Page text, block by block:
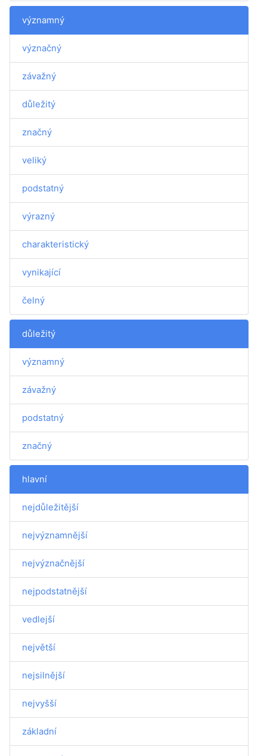
významný
význačný
závažný
důležitý
značný
veliký
podstatný
výrazný
charakteristický
vynikající
čelný
důležitý
významný
závažný
podstatný
značný
hlavní
nejdůležitější
nejvýznamnější
nejvýznačnější
nejpodstatnější
vedlejší
největší
nejsilnější
nejvyšší
základní